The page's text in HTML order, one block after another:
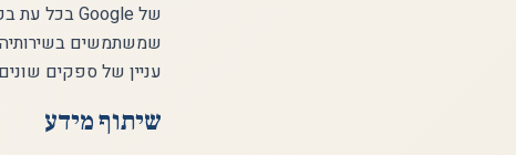
של Google בכל עת בקישור:
שמשתמשים
עניין של ספקים
שיתוף מידע